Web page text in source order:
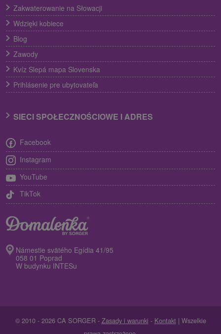
Zakwaterowanie na Słowacji
Wdzięki kobiece
Blog
Zawody
Kvíz Slepá mapa Slovenska
Prihlásenie pre ubytovateľa
SIECI SPOŁECZNOŚCIOWE I ADRES
Facebook
Instagram
YouTube
TikTok
Námestie svätého Egídia 41/95
058 01 Poprad
W budynku INTESu
© 2010 - 2026 CA SORGER - Zasady i warunki - Kontakt | Wszelkie